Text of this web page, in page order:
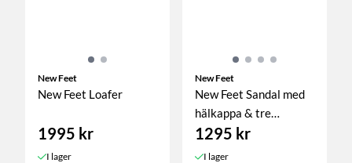
New Feet
New Feet Loafer
1995 kr
I lager
New Feet
New Feet Sandal med
hälkappa & tre
kardborreband, ...
1295 kr
I lager